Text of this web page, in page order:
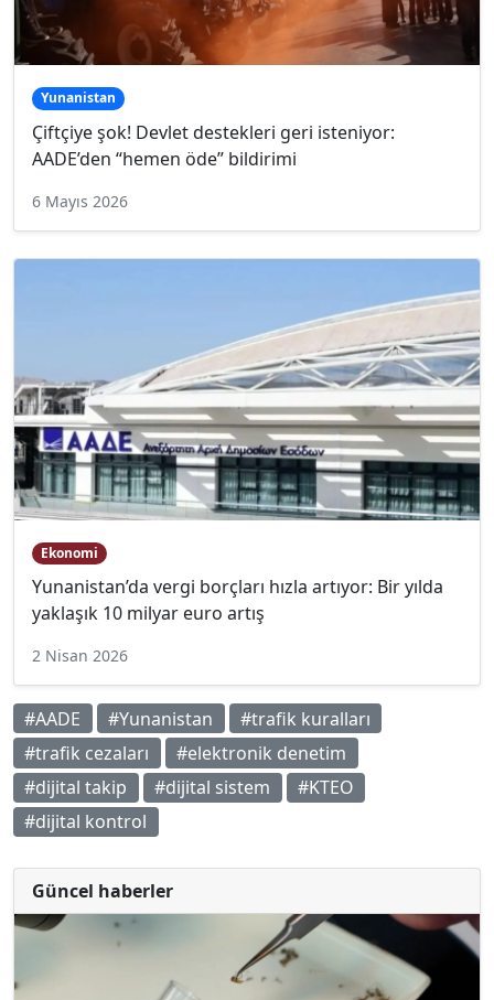
Yunanistan
Çiftçiye şok! Devlet destekleri geri isteniyor:
AADE’den “hemen öde” bildirimi
6 Mayıs 2026
Ekonomi
Yunanistan’da vergi borçları hızla artıyor: Bir yılda
yaklaşık 10 milyar euro artış
2 Nisan 2026
#AADE #Yunanistan
#trafik kuralları
#trafik cezaları
#elektronik denetim
#dijital takip
#dijital sistem
#KTEO
#dijital kontrol
Güncel haberler